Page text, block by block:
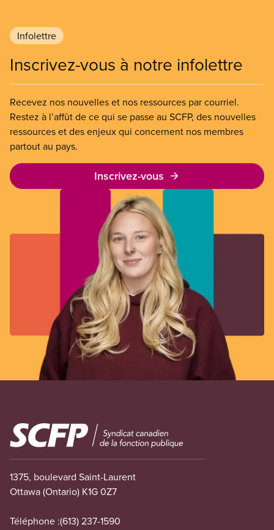
l’assurance-emploi, du financement en santé, des
services d’apprentissage et de garde des jeunes
enfants et des soins de longue durée, mais ils ont
trouvé le moyen d’offrir aux riches des allègements
fiscaux sur les jets privés et les logements
locatifs inoccupés.
Infolettre
Inscrivez-vous à notre infolettre
Recevez nos nouvelles et nos ressources par courriel.
Restez à l’affût de ce qui se passe au SCFP, des nouvelles
ressources et des enjeux qui concernent nos membres
partout au pays.
Inscrivez-vous
Image
1375, boulevard Saint-Laurent
Ottawa (Ontario) K1G 0Z7
Téléphone :(613) 237-1590